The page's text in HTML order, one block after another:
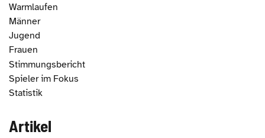
Warmlaufen
Männer
Jugend
Frauen
Stimmungsbericht
Spieler im Fokus
Statistik
Artikel